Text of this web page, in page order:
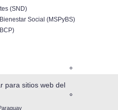
(SND)
Social (MSPyBS)
para sitios web del